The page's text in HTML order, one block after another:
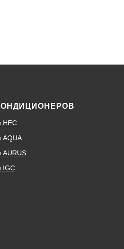
HEC
AQUA
AURUS
IGC